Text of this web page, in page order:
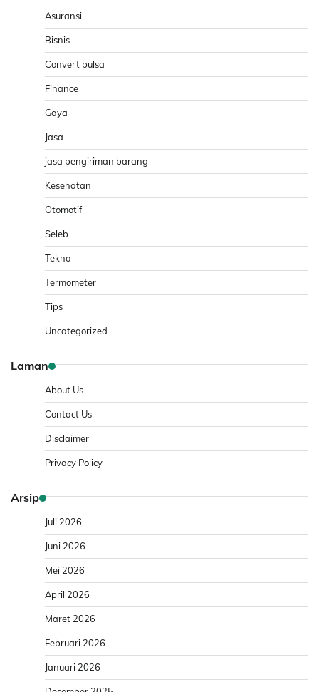
Asuransi
Bisnis
Convert pulsa
Finance
Gaya
Jasa
jasa pengiriman barang
Kesehatan
Otomotif
Seleb
Tekno
Termometer
Tips
Uncategorized
Laman
About Us
Contact Us
Disclaimer
Privacy Policy
Arsip
Juli 2026
Juni 2026
Mei 2026
April 2026
Maret 2026
Februari 2026
Januari 2026